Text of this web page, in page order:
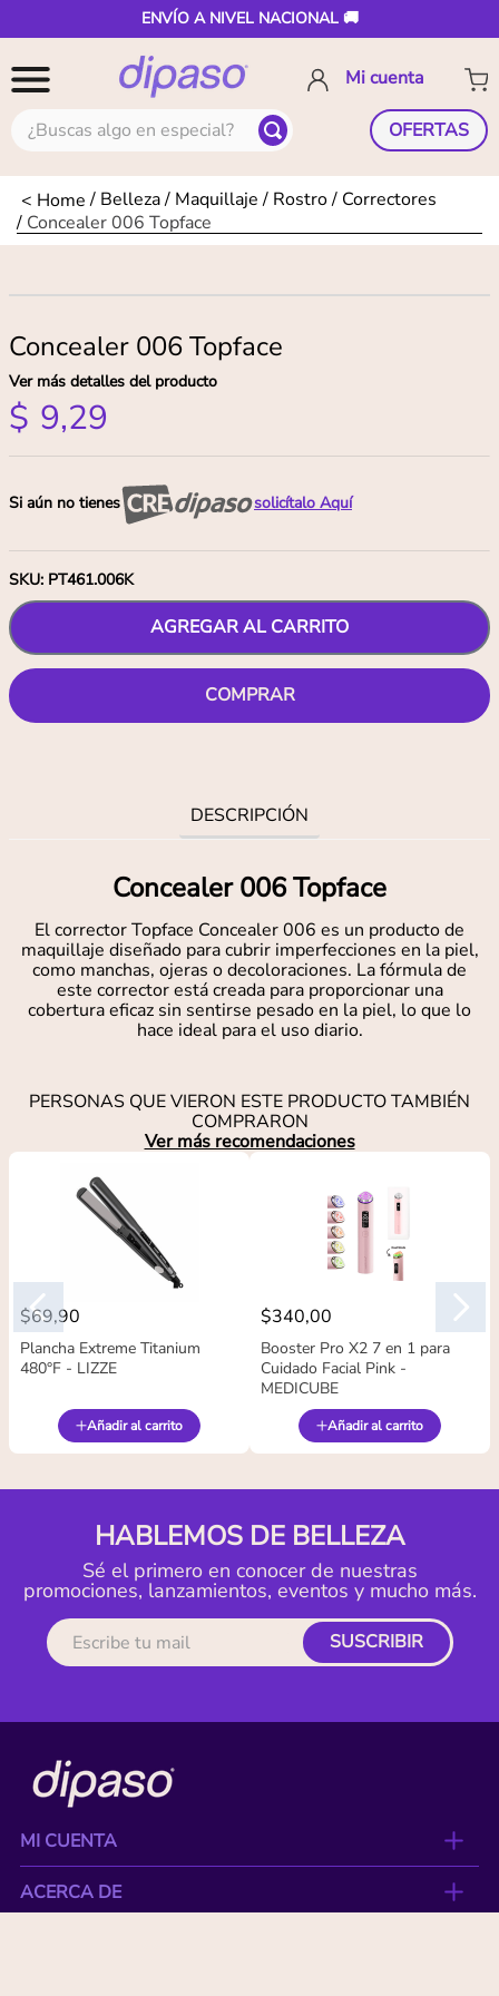
ENVÍO A NIVEL NACIONAL 🚚
¿Buscas algo en especial? OFERTAS
Belleza Maquillaje Rostro
Correctores
Concealer 006 Topface
Concealer 006 Topface
Ver más detalles del producto
$ 9,29
Si aún no tienes solicítalo Aquí
SKU: PT461.006K
AGREGAR AL CARRITO
COMPRAR
DESCRIPCIÓN
Concealer 006 Topface
El corrector Topface Concealer 006 es un producto de
maquillaje diseñado para cubrir imperfecciones en la piel,
como manchas, ojeras o decoloraciones. La fórmula de
este corrector está creada para proporcionar una
cobertura eficaz sin sentirse pesado en la piel, lo que lo
hace ideal para el uso diario.
PERSONAS QUE VIERON ESTE PRODUCTO TAMBIÉN
COMPRARON
Ver más recomendaciones
$69,90
Plancha Extreme Titanium
480°F - LIZZE
Añadir al carrito
$340,00
Booster Pro X2 7 en 1 para
Cuidado Facial Pink -
MEDICUBE
Añadir al carrito
HABLEMOS DE BELLEZA
Sé el primero en conocer de nuestras
promociones, lanzamientos, eventos y mucho más.
SUSCRIBIR
MI CUENTA
ACERCA DE